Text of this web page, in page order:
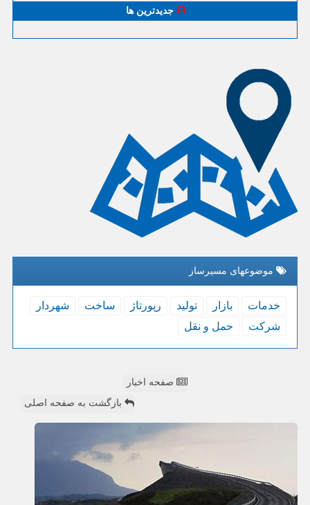
جدیدترین ها
موضوعهای مسیرساز
خدمات بازار تولید رپورتاژ ساخت
شهردار
شركت
حمل و نقل
صفحه اخبار
بازگشت به صفحه اصلی